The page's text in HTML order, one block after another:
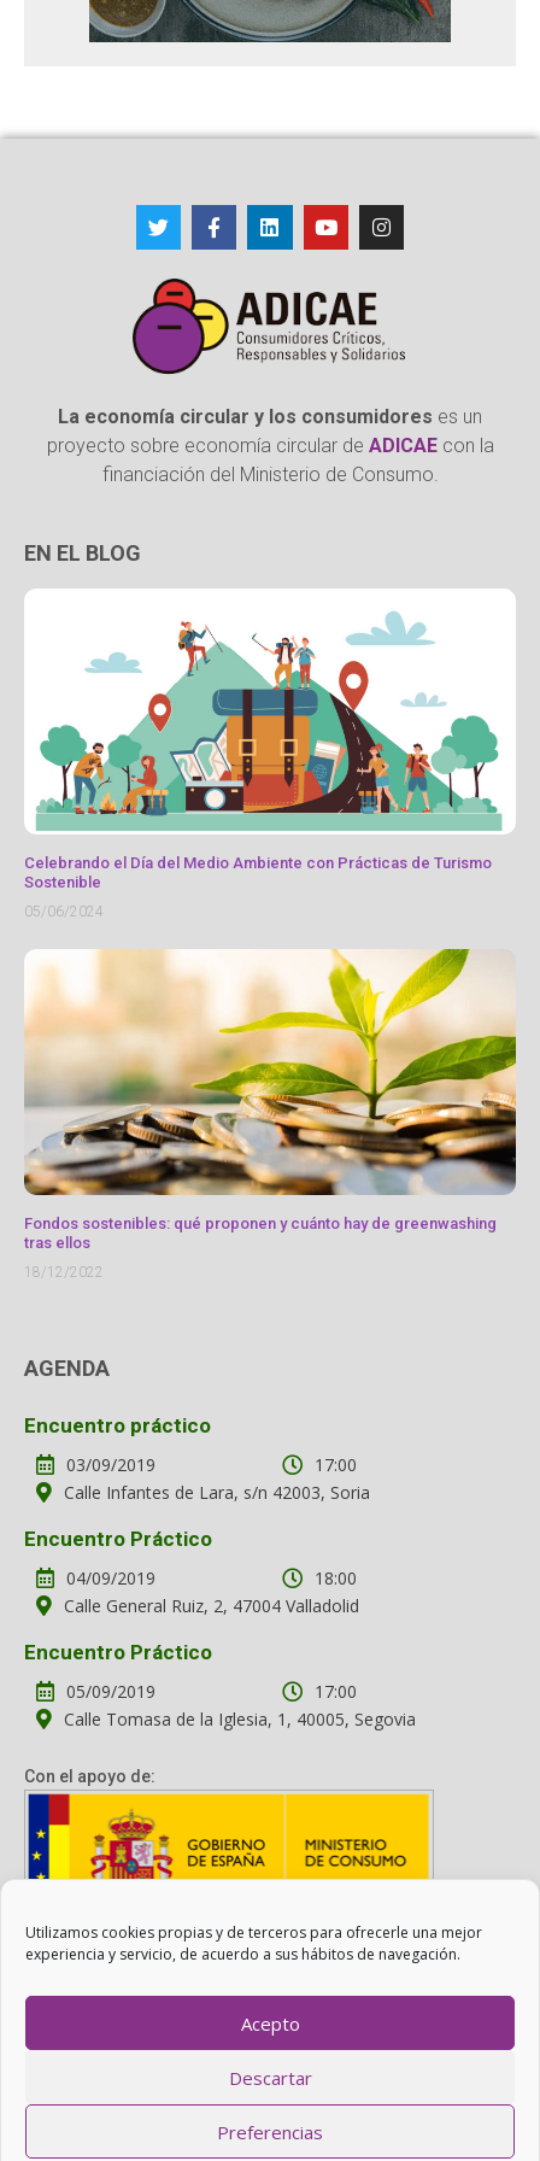
Utilizamos cookies propias y de terceros para ofrecerle una mejor
experiencia y servicio, de acuerdo a sus hábitos de navegación.
Acepto
Descartar
Preferencias
La economía circular y los consumidores es un
proyecto sobre economía circular de ADICAEcon la
financiación del Ministerio de Consumo.
EN EL BLOG
Celebrando el Día del Medio Ambiente con Prácticas de Turismo
Sostenible
05/06/2024
Fondos sostenibles: qué proponen y cuánto hay de greenwashing
tras ellos
18/12/2022
AGENDA
Encuentro práctico
03/09/2019
17:00
Calle Infantes de Lara, s/n 42003, Soria
Encuentro Práctico
04/09/2019
18:00
Calle General Ruiz, 2, 47004 Valladolid
Encuentro Práctico
05/09/2019
17:00
Calle Tomasa de la Iglesia, 1, 40005, Segovia
Con el apoyo de:
Con el apoyo del Ministerio de Consumo. Su contenido es
responsabilidad exclusiva de la asociación.
Realizado conWordPresscon ayuda deAgítalo 3.0.